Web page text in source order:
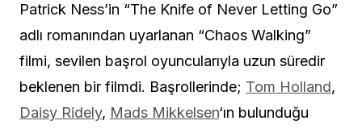
Patrick Ness’in “The Knife of Never Letting Go”
adlı romanından uyarlanan “Chaos Walking”
filmi, sevilen başrol oyuncularıyla uzun süredir
beklenen bir filmdi. Başrollerinde; Tom Holland,
Daisy Ridely, Mads Mikkelsen‘ın bulunduğu